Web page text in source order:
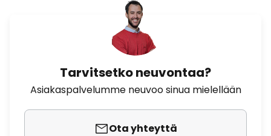
Tarvitsetko neuvontaa?
Asiakaspalvelumme neuvoo sinua mielellään
Ota yhteyttä